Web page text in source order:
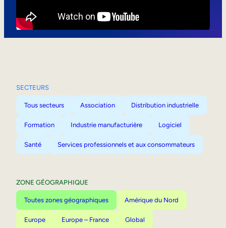
SECTEURS
Tous secteurs Association Distribution industrielle
Formation Industrie manufacturière Logiciel
Santé Services professionnels et aux consommateurs
ZONE GÉOGRAPHIQUE
Toutes zones géographiques Amérique du Nord
Europe Europe – France Global